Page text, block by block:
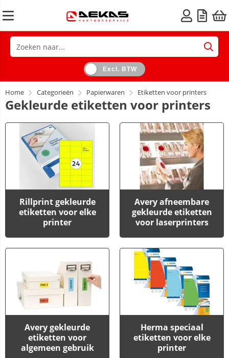
Excl. BTW
Home Categorieën Papierwaren Etiketten voor printers
Gekleurde etiketten voor printers
Rillprint gekleurde
etiketten voor elke
printer
Avery afneembare
gekleurde etiketten
voor laserprinters
Avery gekleurde
etiketten voor
algemeen gebruik
Herma speciaal
etiketten voor elke
printer